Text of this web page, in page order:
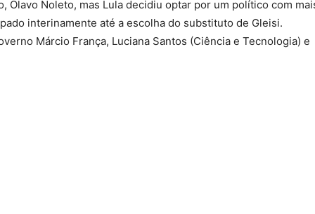
Olavo Noleto, mas Lula decidiu optar por um político com
interinamente até a escolha do substituto de Gleisi.
Márcio França, Luciana Santos (Ciência e Tecnologia) e